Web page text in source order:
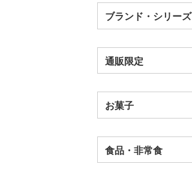
ブランド・シリーズ
通販限定
お菓子
食品・非常食